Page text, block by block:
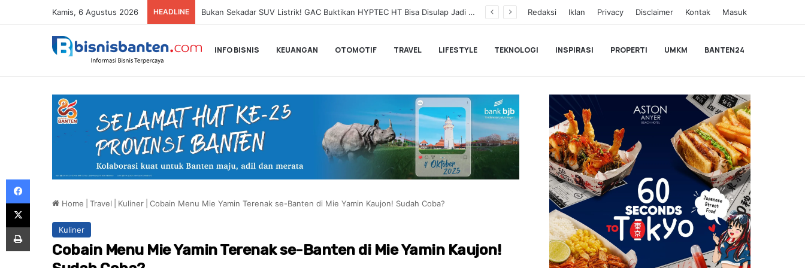
Kamis, 6 Agustus 2026 HEADLINE Leapmotor Perluas Jangkauan ke Jawa Tengah, Hadirkan Leapmotor B10 di Indomobil Expo Semarang 2026 Redaksi Iklan Privacy Disclaimer Kontak Masuk
INFO BISNIS KEUANGAN OTOMOTIF TRAVEL LIFESTYLE TEKNOLOGI INSPIRASI PROPERTI UMKM BANTEN24
Home Travel Kuliner Cobain Menu Mie Yamin Terenak se-Banten di Mie Yamin Kaujon! Sudah Coba?
Kuliner
Cobain Menu Mie Yamin Terenak se-Banten di Mie Yamin Kaujon!
Facebook